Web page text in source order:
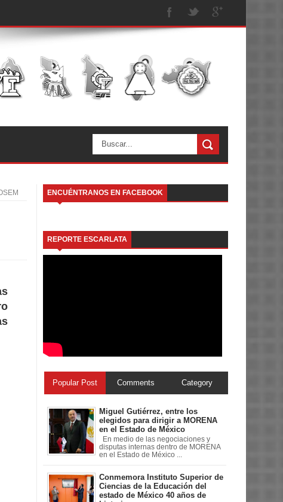
ENCUÉNTRANOS EN FACEBOOK
REPORTE ESCARLATA
Popular Post Comments Category
Miguel Gutiérrez, entre los
elegidos para dirigir a MORENA
en el Estado de México
En medio de las negociaciones y
disputas internas dentro de MORENA
en el Estado de México ...
Conmemora Instituto Superior de
Ciencias de la Educación del
estado de México 40 años de